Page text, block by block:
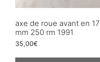
axe de roue avant en 17
mm 250 rm 1991
35,00€